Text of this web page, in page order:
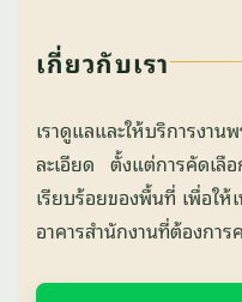
เกี่ยวกับเรา
เราดูแลและให้บริการงา
ละเอียด ตั้งแต่การคัดเ
เรียบร้อยของพื้นที่ เพื่อให้
อาคารสำนักงานที่ต้องการ